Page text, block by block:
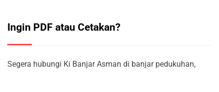
Ingin PDF atau Cetakan?
Segera hubungi Ki Banjar Asman di banjar pedukuhan,